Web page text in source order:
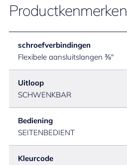
Productkenmerken
schroefverbindingen
Flexibele aansluitslangen ⅜"
Uitloop
SCHWENKBAR
Bediening
SEITENBEDIENT
Kleurcode